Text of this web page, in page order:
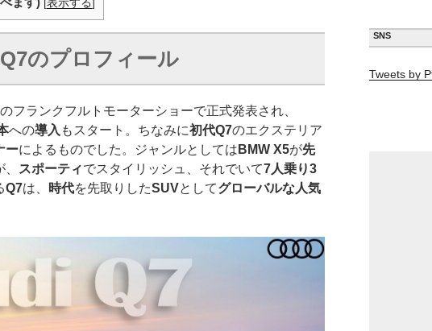
[表示する]
Q7のプロフィール
のフランクフルトモーターショーで正式発表され、
への導入 もスタート。ちなみに初代Q7のエクステリア
ーによるものでした。ジャンルとしては BMW X5が先
スポーティでスタイリッシュ、それでいて7人乗り3
Q7は、 時代を先取りしたSUVとしてグローバルな人気
SNS
Tweets by